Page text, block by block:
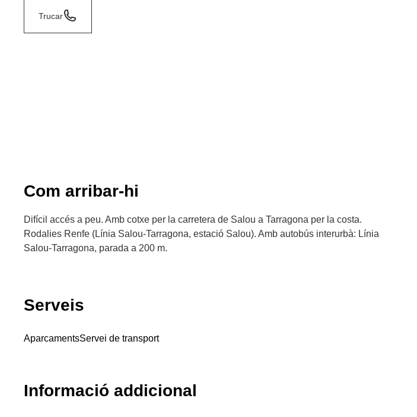
Trucar
Com arribar-hi
Difícil accés a peu. Amb cotxe per la carretera de Salou a Tarragona per la costa.
Rodalies Renfe (Línia Salou-Tarragona, estació Salou). Amb autobús interurbà: Línia
Salou-Tarragona, parada a 200 m.
Serveis
AparcamentsServei de transport
Informació addicional